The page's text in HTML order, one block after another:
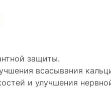
защиты.
всасывания
и улучшения